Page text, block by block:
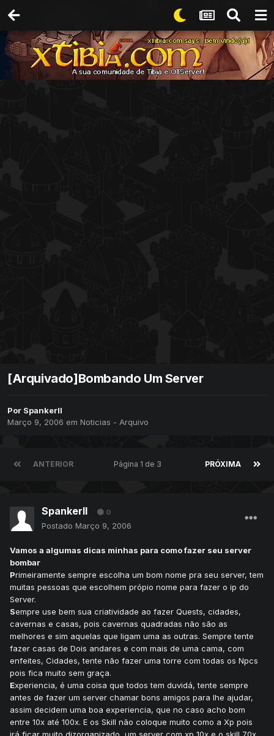
[Arquivado]Bombando Um Server
Por SpankerII
Março 9, 2006 em Noticias - Arquivo
ANTERIOR PRÓXIMA
Página 1 de 3
SpankerII 0
Postado Março 9, 2006
Vamos a algumas dicas minhas para como fazer seu server
bombar
Primeiramente sempre escolha um bom nome pra seu server, tem
muitas pessoas que escolhem própio nome para fazer o ip do
Server.
Sempre use bem sua criatividade ao fazer Quests, cidades,
cavernas e casas, pois cavernas quadradas não são as
melhores e sim aquelas que ligam uma as outras. Sempre tente
fazer casas de Dois andares e com mais de uma cama, com
enfeites, Cidades, tente não fazer uma torre com todas os Npcs
pois fica muito sem graça.
Experiencia, é uma coisa que todos tem duvidá, tente sempre
antes de fazer um server chamar bons amigos para lhe ajudar,
assim decidem uma boa experiencia, que no caso acho bom
entre 10x até 100x. E os Skill não coloque muito como a Xp pois